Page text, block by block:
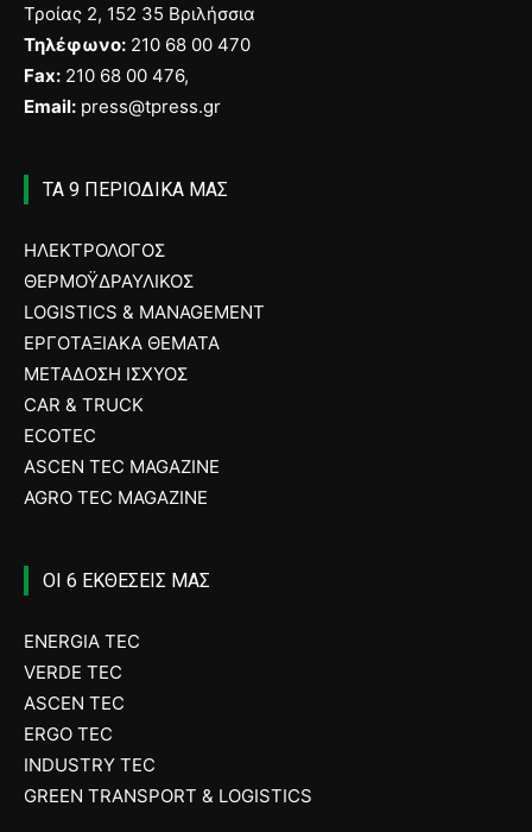
Τροίας 2, 152 35 Βριλήσσια
Τηλέφωνο: 210 68 00 470
Fax: 210 68 00 476,
Email: press@tpress.gr
ΤΑ 9 ΠΕΡΙΟΔΙΚΑ ΜΑΣ
ΗΛΕΚΤΡΟΛΟΓΟΣ
ΘΕΡΜΟΫΔΡΑΥΛΙΚΟΣ
LOGISTICS & MANAGEMENT
ΕΡΓΟΤΑΞΙΑΚΑ ΘΕΜΑΤΑ
ΜΕΤΑΔΟΣΗ ΙΣΧΥΟΣ
CAR & TRUCK
ECOTEC
ASCEN TEC MAGAZINE
AGRO TEC MAGAZINE
ΟΙ 6 ΕΚΘΕΣΕΙΣ ΜΑΣ
ENERGIA TEC
VERDE TEC
ASCEN TEC
ERGO TEC
INDUSTRY TEC
GREEN TRANSPORT & LOGISTICS